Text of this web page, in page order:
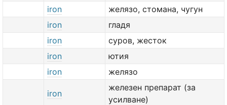
iron
желязо, стомана, чугун
iron
гладя
iron
суров, жесток
iron
ютия
iron
желязо
iron
железен препарат (за
усилване)